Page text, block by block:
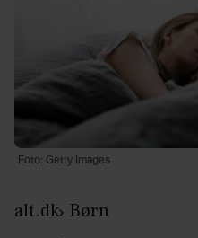
Foto: Getty Images
alt.dk Børn